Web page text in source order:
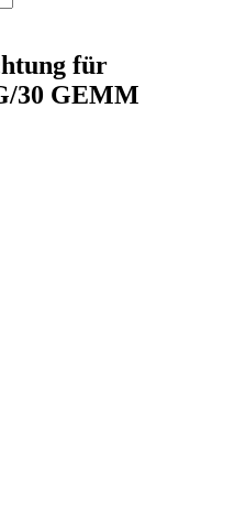
für
30 GEMM